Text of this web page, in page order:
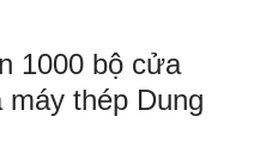
1000 bộ cửa
máy thép Dung